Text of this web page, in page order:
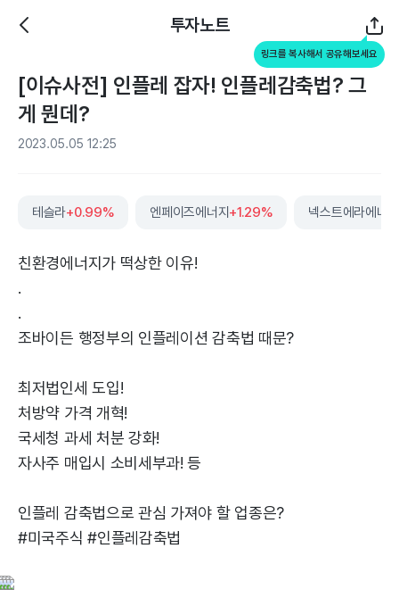
투자노트
링크를 복사해서 공유해보세요
[이슈사전] 인플레 잡자! 인플레감축법? 그
게 뭔데?
2023.05.05 12:25
테슬라+0.99% 엔페이즈에너지 +1.29% 넥스트에라에너지
친환경에너지가 떡상한 이유!
.
.
조바이든 행정부의 인플레이션 감축법 때문?
최저법인세 도입!
처방약 가격 개혁!
국세청 과세 처분 강화!
자사주 매입시 소비세부과! 등
인플레 감축법으로 관심 가져야 할 업종은?
#미국주식 #인플레감축법